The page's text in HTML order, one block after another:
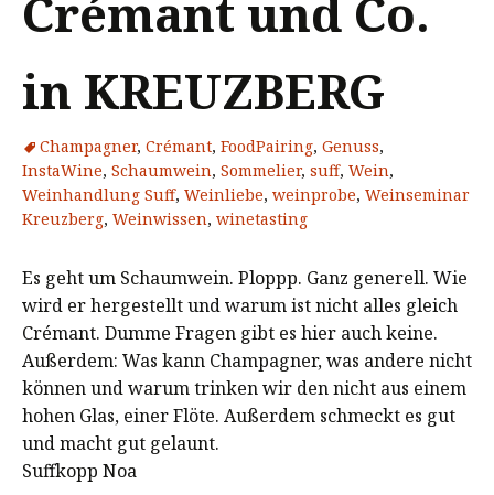
in KREUZBERG
Champagner, Crémant, FoodPairing, Genuss,
InstaWine, Schaumwein, Sommelier, suff, Wein,
Weinhandlung Suff, Weinliebe, weinprobe, Weinseminar
Kreuzberg, Weinwissen, winetasting
Es geht um Schaumwein. Ploppp. Ganz generell. Wie
wird er hergestellt und warum ist nicht alles gleich
Crémant. Dumme Fragen gibt es hier auch keine.
Außerdem: Was kann Champagner, was andere nicht
können und warum trinken wir den nicht aus einem
hohen Glas, einer Flöte. Außerdem schmeckt es gut
und macht gut gelaunt.
Suffkopp Noa